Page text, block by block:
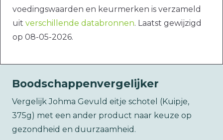
voedingswaarden en keurmerken is verzameld
uit verschillende databronnen. Laatst gewijzigd
op 08-05-2026.
Boodschappenvergelijker
Vergelijk Johma Gevuld eitje schotel (Kuipje,
375g) met een ander product naar keuze op
gezondheid en duurzaamheid.